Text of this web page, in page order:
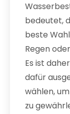
bedeutet,
beste
Regen
Es ist
dafür
wählen,
zu